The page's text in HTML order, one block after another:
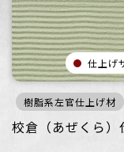
仕上げ
樹脂系左官仕上げ材
校倉（あぜくら）